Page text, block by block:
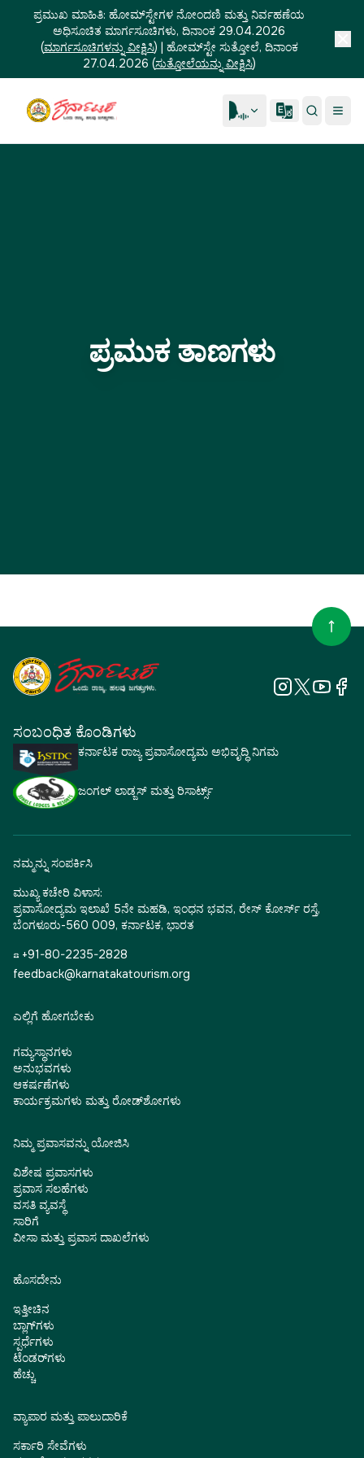
ಪ್ರಮುಖ ಮಾಹಿತಿ: ಹೋಮ್‌ಸ್ಟೇಗಳ ನೋಂದಣಿ ಮತ್ತು ನಿರ್ವಹಣೆಯ
ಅಧಿಸೂಚಿತ ಮಾರ್ಗಸೂಚಿಗಳು, ದಿನಾಂಕ 29.04.2026
(ಮಾರ್ಗಸೂಚಿಗಳನ್ನು ವೀಕ್ಷಿಸಿ) | ಹೋಮ್‌ಸ್ಟೇ ಸುತ್ತೋಲೆ, ದಿನಾಂಕ
27.04.2026 (ಸುತ್ತೋಲೆಯನ್ನು ವೀಕ್ಷಿಸಿ)
ಪ್ರಮುಕ ತಾಣಗಳು
ಸಂಬಂಧಿತ ಕೊಂಡಿಗಳು
ಕರ್ನಾಟಕ ರಾಜ್ಯ ಪ್ರವಾಸೋದ್ಯಮ ಅಭಿವೃದ್ಧಿ ನಿಗಮ
ಜಂಗಲ್ ಲಾಡ್ಜಸ್ ಮತ್ತು ರಿಸಾರ್ಟ್ಸ್
ನಮ್ಮನ್ನು ಸಂಪರ್ಕಿಸಿ
ಮುಖ್ಯ ಕಚೇರಿ ವಿಳಾಸ:
ಪ್ರವಾಸೋದ್ಯಮ ಇಲಾಖೆ 5ನೇ ಮಹಡಿ, ಇಂಧನ ಭವನ, ರೇಸ್ ಕೋರ್ಸ್ ರಸ್ತೆ,
ಬೆಂಗಳೂರು-560 009, ಕರ್ನಾಟಕ, ಭಾರತ
☎ +91-80-2235-2828
feedback@karnatakatourism.org
ಎಲ್ಲಿಗೆ ಹೋಗಬೇಕು
ಗಮ್ಯಸ್ಥಾನಗಳು
ಅನುಭವಗಳು
ಆಕರ್ಷಣೆಗಳು
ಕಾರ್ಯಕ್ರಮಗಳು ಮತ್ತು ರೋಡ್‌ಶೋಗಳು
ನಿಮ್ಮ ಪ್ರವಾಸವನ್ನು ಯೋಜಿಸಿ
ವಿಶೇಷ ಪ್ರವಾಸಗಳು
ಪ್ರವಾಸ ಸಲಹೆಗಳು
ವಸತಿ ವ್ಯವಸ್ಥೆ
ಸಾರಿಗೆ
ವೀಸಾ ಮತ್ತು ಪ್ರವಾಸ ದಾಖಲೆಗಳು
ಹೊಸದೇನು
ಇತ್ತೀಚಿನ
ಬ್ಲಾಗ್‌ಗಳು
ಸ್ಪರ್ಧೆಗಳು
ಟೆಂಡರ್‌ಗಳು
ಹೆಚ್ಚು
ವ್ಯಾಪಾರ ಮತ್ತು ಪಾಲುದಾರಿಕೆ
ಸರ್ಕಾರಿ ಸೇವೆಗಳು